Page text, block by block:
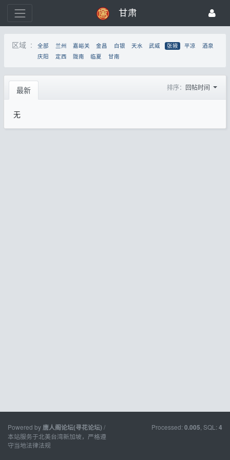
甘肃
区域 : 全部 兰州 嘉峪关 金昌 白银 天水 武威 张掖 平凉
酒泉
庆阳
定西 陇南 临夏 甘南
最新 排序： 回帖时间
无
Powered by 唐人阁论坛(寻花论坛)/
本站服务于北美台湾新加坡，严格遵
守当地法律法规
Processed: 0.005 , SQL: 4